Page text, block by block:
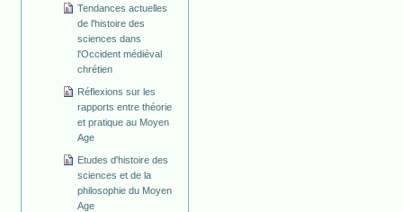
Tendances actuelles
de l'histoire des
sciences dans
l'Occident médiéval
chrétien
Réflexions sur les
rapports entre théorie
et pratique au Moyen
Age
Etudes d'histoire des
sciences et de la
philosophie du Moyen
Age